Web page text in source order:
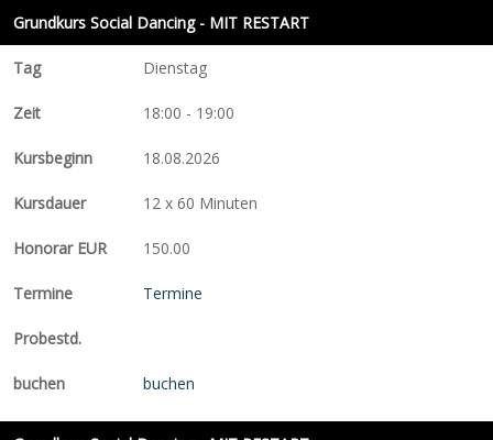
Grundkurs Social Dancing - MIT RESTART
Dienstag
18:00 - 19:00
18.08.2026
12 x 60 Minuten
150.00
Termine
buchen